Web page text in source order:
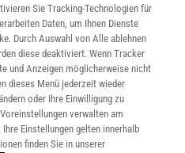
Sie Tracking-Technologien für
Daten, um Ihnen Dienste
Durch Auswahl von Alle ablehnen
diese deaktiviert. Wenn Tracker
und Anzeigen möglicherweise nicht
dieses Menü jederzeit wieder
oder Ihre Einwilligung zu
verwalten am
Einstellungen gelten innerhalb
finden Sie in unserer